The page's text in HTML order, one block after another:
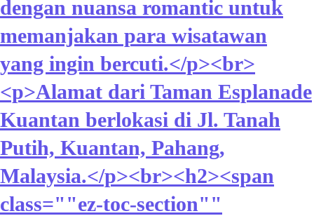
dengan nuansa romantic untuk
memanjakan para wisatawan
yang ingin bercuti.</p><br>
<p>Alamat dari Taman Esplanade
Kuantan berlokasi di Jl. Tanah
Putih, Kuantan, Pahang,
Malaysia.</p><br><h2><span
class=""ez-toc-section""